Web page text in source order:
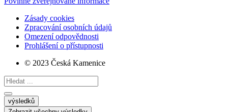
Zásady cookies
Zpracování osobních údajů
Omezení odpovědnosti
Prohlášení o přístupnosti
© 2023 Česká Kamenice
Search
...
výsledků